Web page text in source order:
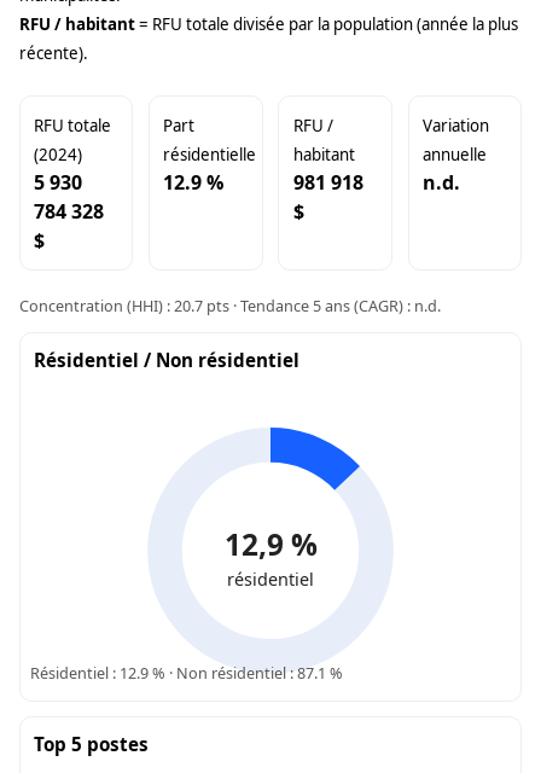
RFU / habitant= RFU totale divisée par la population (année la plus
récente).
RFU totale
(2024)
5 930
784 328
$
Part
résidentielle
12.9 %
RFU /
habitant
981 918
$
Variation
annuelle
n.d.
Concentration (HHI) : 20.7 pts · Tendance 5 ans (CAGR) : n.d.
Résidentiel / Non résidentiel
12,9 %
résidentiel
Résidentiel : 12.9 % · Non résidentiel : 87.1 %
Top 5 postes